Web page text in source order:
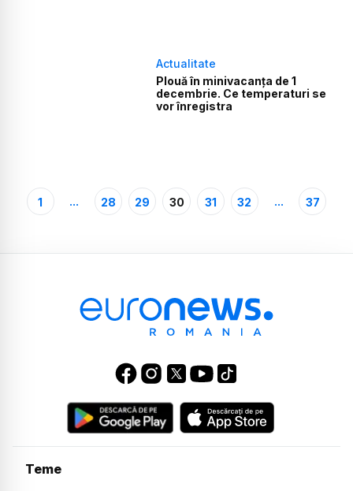
Actualitate
Plouă în minivacanța de 1
decembrie. Ce temperaturi se
vor înregistra
1 ... 28 29 30 31 32 ... 37
Teme